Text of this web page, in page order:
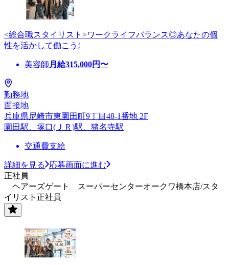
<総合職スタイリスト>ワークライフバランス◎あなたの個
性を活かして働こう!
美容師 月給315,000円〜
勤務地
面接地
兵庫県尼崎市東園田町9丁目48-1番地 2F
園田駅、塚口(ＪＲ)駅、猪名寺駅
交通費支給
詳細を見る
応募画面に進む
正社員
ヘアーズゲート スーパーセンターオークワ橋本店/スタ
イリスト正社員